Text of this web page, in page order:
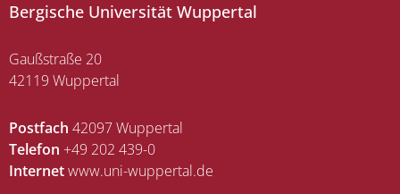
Bergische Universität Wuppertal
Gaußstraße 20
42119 Wuppertal
Postfach 42097 Wuppertal
Telefon +49 202 439-0
Internetwww.uni-wuppertal.de